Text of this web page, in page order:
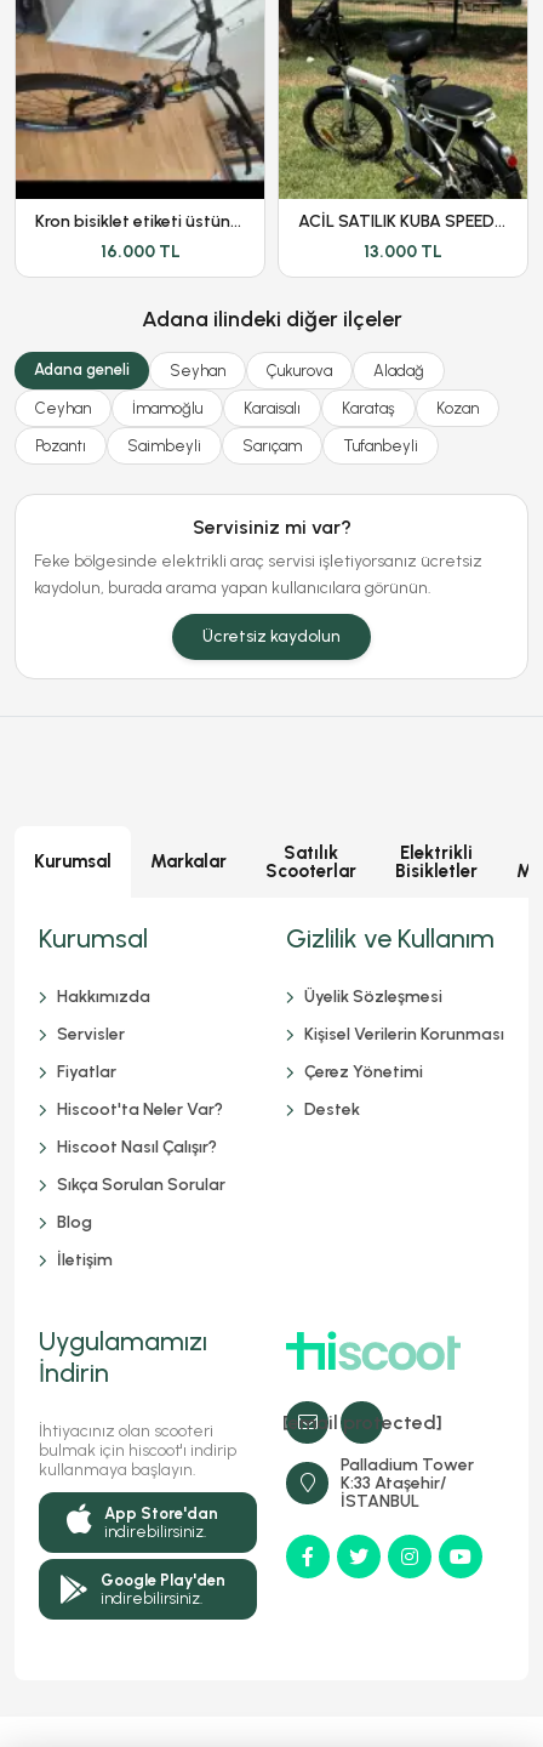
Kron bisiklet etiketi üstünde hatasız ayarında
16.000 TL
ACİL SATILIK KUBA SPEEDLİGHT
13.000 TL
Adana ilindeki diğer ilçeler
Adana geneli Seyhan Çukurova Aladağ
Ceyhan İmamoğlu Karaisalı Karataş Kozan
Pozantı Saimbeyli Sarıçam Tufanbeyli
Servisiniz mi var?
Feke bölgesinde elektrikli araç servisi işletiyorsanız ücretsiz
kaydolun, burada arama yapan kullanıcılara görünün.
Ücretsiz kaydolun
Kurumsal Markalar
Satılık
Scooterlar
Elektrikli
Bisikletler
[email protected]
Palladium Tower
K:33 Ataşehir/
İSTANBUL
Kurumsal
Hakkımızda
Servisler
Fiyatlar
Hiscoot'ta Neler Var?
Hiscoot Nasıl Çalışır?
Sıkça Sorulan Sorular
Blog
İletişim
Gizlilik ve Kullanım
Üyelik Sözleşmesi
Kişisel Verilerin Korunması
Çerez Yönetimi
Destek
Uygulamamızı
İndirin
İhtiyacınız olan scooteri
bulmak için hiscoot'ı indirip
kullanmaya başlayın.
App Store'dan
indirebilirsiniz.
Google Play'den
indirebilirsiniz.